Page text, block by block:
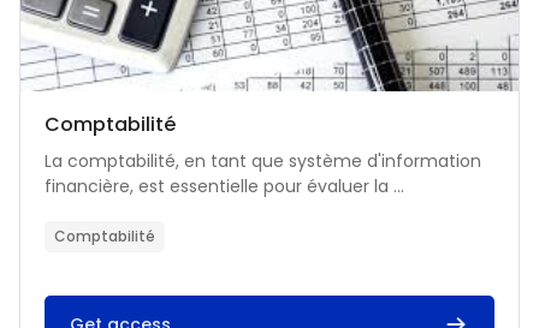
Catégorie de cours
Nom du cours
Comptabilité
Résumé du cours :
La comptabilité, en tant que système d'information
financière, est essentielle pour évaluer la ...
Comptabilité